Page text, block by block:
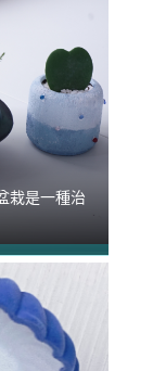
栽是一種治